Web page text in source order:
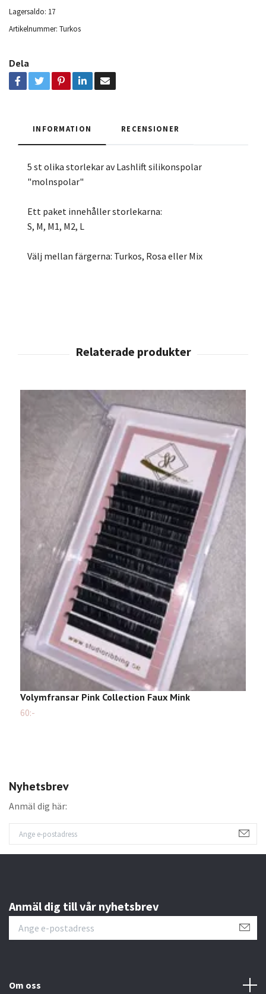
Nyhetsbrev
Anmäl dig här:
Lagersaldo: 17
Artikelnummer: Turkos
Dela
INFORMATION RECENSIONER
5 st olika storlekar av Lashlift silikonspolar
"molnspolar"
Ett paket innehåller storlekarna:
S, M, M1, M2, L
Välj mellan färgerna: Turkos, Rosa eller Mix
Volymfransar Pink Collection Faux Mink
60:-
Anmäl dig till vår nyhetsbrev
Om oss